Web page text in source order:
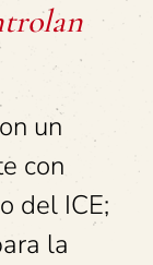
un
con
del ICE;
la